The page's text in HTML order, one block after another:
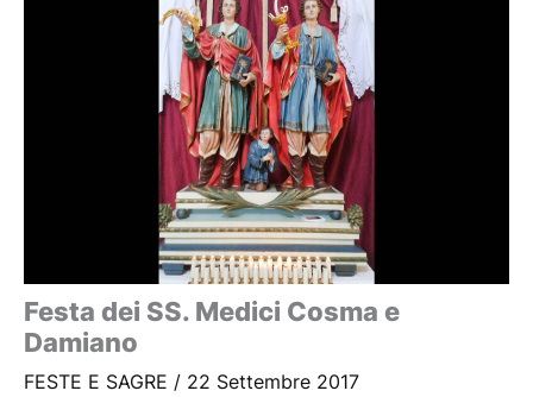
Festa dei SS. Medici Cosma e
Damiano
FESTE E SAGRE / 22 Settembre 2017